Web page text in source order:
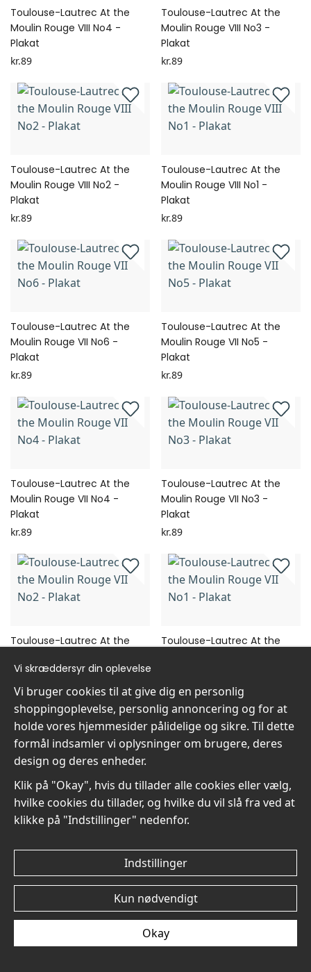
Toulouse-Lautrec At the
Moulin Rouge VIII No4 -
Plakat
kr.89
Toulouse-Lautrec At the
Moulin Rouge VIII No3 -
Plakat
kr.89
Toulouse-Lautrec At the
Moulin Rouge VIII No2 -
Plakat
kr.89
Toulouse-Lautrec At the
Moulin Rouge VIII No1 -
Plakat
kr.89
Toulouse-Lautrec At the
Moulin Rouge VII No6 -
Plakat
kr.89
Toulouse-Lautrec At the
Moulin Rouge VII No5 -
Plakat
kr.89
Toulouse-Lautrec At the
Moulin Rouge VII No4 -
Plakat
kr.89
Toulouse-Lautrec At the
Moulin Rouge VII No3 -
Plakat
kr.89
Toulouse-Lautrec At the
Plakat
kr.89
Toulouse-Lautrec At the
kr.89
Toulouse-Lautrec At the
Moulin Rouge VI No6 -
Plakat
Toulouse-Lautrec At the
Moulin Rouge VI No5 -
Plakat
Vi skræddersyr din oplevelse
Vi bruger cookies til at give dig en personlig
shoppingoplevelse, personlig annoncering og for at
holde vores hjemmesider pålidelige og sikre. Til dette
formål indsamler vi oplysninger om brugere, deres
design og deres enheder.
Klik på "Okay", hvis du tillader alle cookies eller vælg,
hvilke cookies du tillader, og hvilke du vil slå fra ved at
klikke på "Indstillinger" nedenfor.
Indstillinger
Kun nødvendigt
Okay